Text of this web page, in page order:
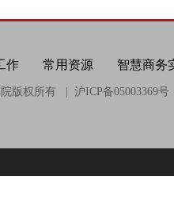
作 常用资源 智慧商务
版权所有 | 沪ICP备05003369号